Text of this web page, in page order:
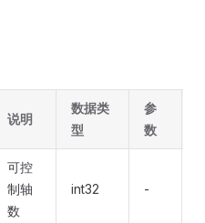
说明
数据类
型
参
数
可控
制轴
数
int32 -